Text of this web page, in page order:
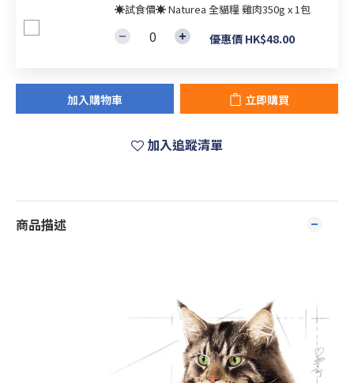
☀試食價☀ Naturea 全貓糧 雞肉350g x 1包
優惠價 HK$48.00
加入購物車 立即購買
加入追蹤清單
商品描述